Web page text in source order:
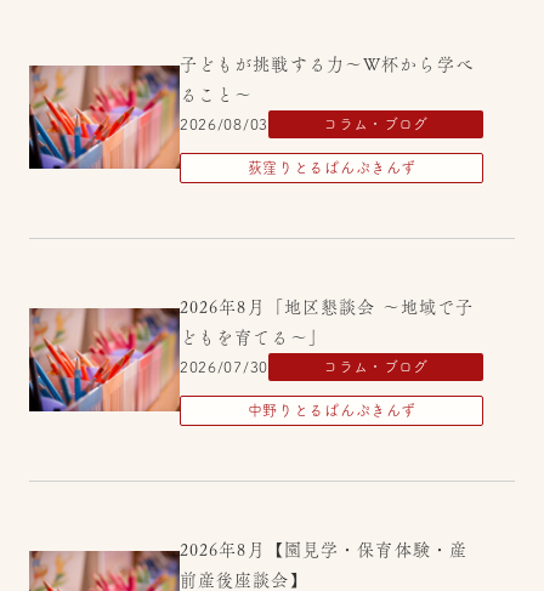
子どもが挑戦する力～W杯から学べ
ること～
2026/08/03 コラム・ブログ
荻窪りとるぱんぷきんず
2026年8月「地区懇談会 ～地域で子
どもを育てる～」
2026/07/30 コラム・ブログ
中野りとるぱんぷきんず
2026年8月【園見学・保育体験・産
前産後座談会】